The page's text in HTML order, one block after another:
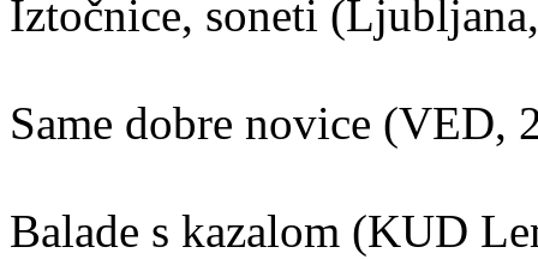
Iztočnice, soneti
Same dobre novice (VED,
Balade s kazalom (KUD